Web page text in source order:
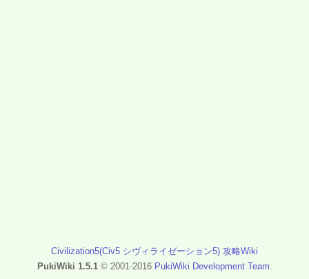
Civilization5(Civ5 シヴィライゼーション5) 攻略Wiki
PukiWiki 1.5.1© 2001-2016 PukiWiki Development Team.